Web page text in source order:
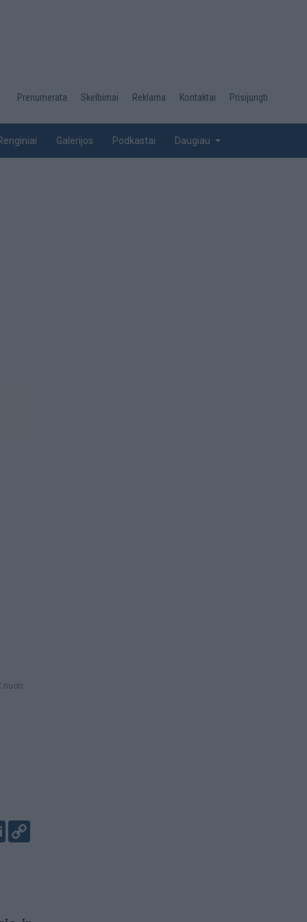
Desktop
top
Prenumerata Skelbimai Reklama Kontaktai Prisijungti
Galerijos Podkastai Daugiau
nuotr.
Email